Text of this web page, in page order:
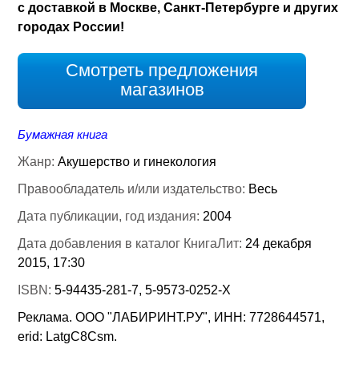
с доставкой в Москве, Санкт-Петербурге и других
городах России!
Смотреть предложения
магазинов
Бумажная книга
Жанр:Акушерство и гинекология
Правообладатель и/или издательство: Весь
Дата публикации, год издания: 2004
Дата добавления в каталог КнигаЛит: 24 декабря
2015, 17:30
ISBN:5-94435-281-7, 5-9573-0252-Х
Реклама. ООО "ЛАБИРИНТ.РУ", ИНН: 7728644571,
erid: LatgC8Csm.